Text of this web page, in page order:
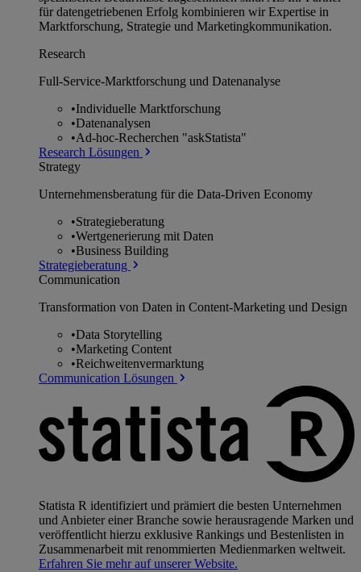
für datengetriebenen Erfolg kombinieren wir Expertise in
Marktforschung, Strategie und Marketingkommunikation.
Research
Full-Service-Marktforschung und Datenanalyse
•Individuelle Marktforschung
•Datenanalysen
•Ad-hoc-Recherchen "askStatista"
Research Lösungen
Strategy
Unternehmens­beratung für die Data-Driven Economy
•Strategieberatung
•Wertgenerierung mit Daten
•Business Building
Strategieberatung
Communication
Transformation von Daten in Content-Marketing und Design
•Data Storytelling
•Marketing Content
•Reichweitenvermarktung
Communication Lösungen
Statista R identifiziert und prämiert die besten Unternehmen
und Anbieter einer Branche sowie herausragende Marken und
veröffentlicht hierzu exklusive Rankings und Bestenlisten in
Zusammenarbeit mit renommierten Medienmarken weltweit.
Erfahren Sie mehr auf unserer Website.